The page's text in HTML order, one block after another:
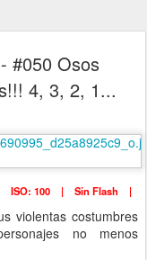
#050 Osos
4, 3, 2, 1...
ISO: 100 | Sin Flash |
violentas costumbres
no menos